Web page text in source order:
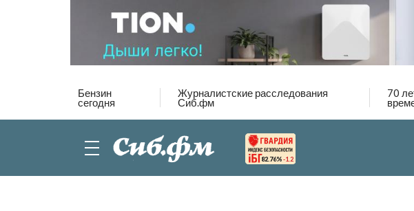
Бензин
сегодня
Журналистские расследования
Сиб.фм
70
82.76% -1.2